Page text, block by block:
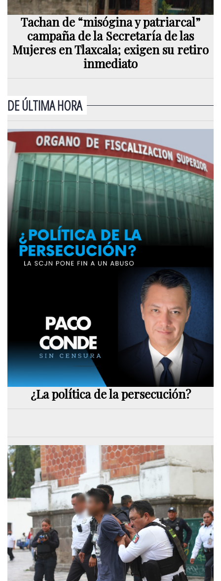
Tachan de “misógina y patriarcal”
campaña de la Secretaría de las
Mujeres en Tlaxcala; exigen su retiro
inmediato
DE ÚLTIMA HORA
¿La política de la persecución?